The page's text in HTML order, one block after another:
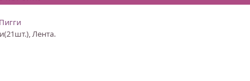
Лента.